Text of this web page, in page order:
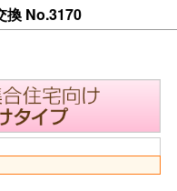
換 No.3170